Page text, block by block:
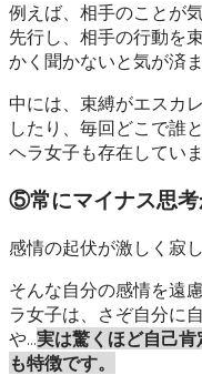
例えば、相手のことが
先行し、相手の行動を
かく聞かないと気が済
中には、束縛がエスカ
したり、毎回どこで誰
ヘラ女子も存在していま
⑤常にマイナス思
感情の起伏が激しく寂
そんな自分の感情を遠
ラ女子は、さぞ自分に
や…実は驚くほど自己
も特徴です。